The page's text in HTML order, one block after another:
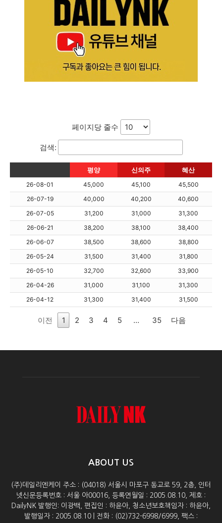
페이지당 줄수
검색:
평양 신의주 혜산
26-08-01 45,000 45,100
45,500
26-07-19
40,000 40,200
40,600
26-07-05
31,200 31,000
31,300
26-06-21
38,200 38,100
38,400
26-06-07
38,500 38,600
38,800
26-05-24
31,500 31,400
31,800
26-05-10
32,700 32,600
33,900
26-04-26
31,000 31,100
31,300
26-04-12
31,300 31,400 31,500
이전 1 2 3 4 5 … 35 다음
ABOUT US
(주)데일리엔케이 주소 : (04018) 서울시 마포구 동교로 59, 2층, 인터
넷신문등록번호 : 서울 아00016, 등록연월일 : 2005.08.10, 제호 :
DailyNK 발행인: 이광백, 편집인 : 하윤아, 청소년보호책임자 : 하윤아,
발행일자 : 2005.08.10 | 전화 : (02)732-6998/6999, 팩스 :